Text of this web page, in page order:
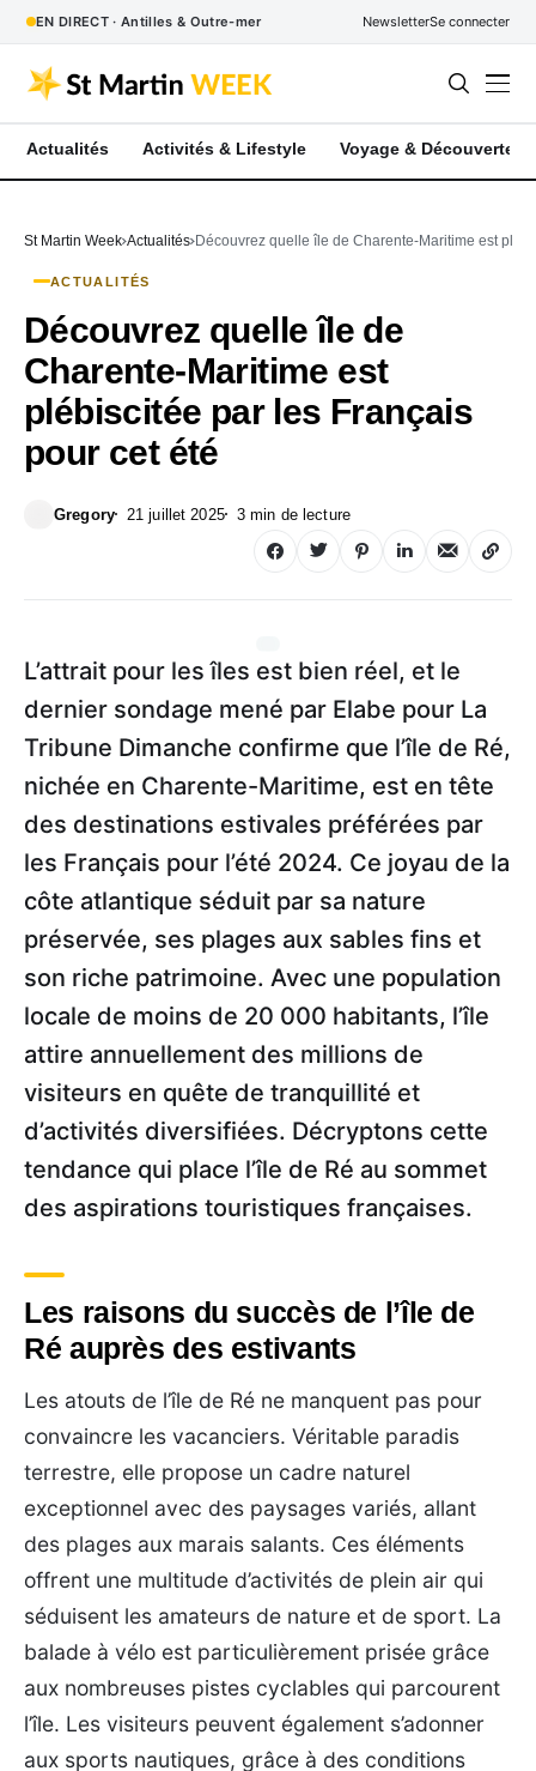
EN DIRECT · Antilles & Outre-mer NewsletterSe connecter
Actualités Activités & Lifestyle Voyage & Découverte
St Martin Week Actualités Découvrez quelle île de Charente-Maritime est
ACTUALITÉS
Découvrez quelle île de
Charente-Maritime est
plébiscitée par les Français
pour cet été
Gregory 21 juillet 2025 3 min de lecture
L’attrait pour les îles est bien réel, et le
dernier sondage mené par Elabe pour La
Tribune Dimanche confirme que l’île de Ré,
nichée en Charente-Maritime, est en tête
des destinations estivales préférées par
les Français pour l’été 2024. Ce joyau de la
côte atlantique séduit par sa nature
préservée, ses plages aux sables fins et
son riche patrimoine. Avec une population
locale de moins de 20 000 habitants, l’île
attire annuellement des millions de
visiteurs en quête de tranquillité et
d’activités diversifiées. Décryptons cette
tendance qui place l’île de Ré au sommet
des aspirations touristiques françaises.
Les raisons du succès de l’île de
Ré auprès des estivants
Les atouts de l’île de Ré ne manquent pas pour
convaincre les vacanciers. Véritable paradis
terrestre, elle propose un cadre naturel
exceptionnel avec des paysages variés, allant
des plages aux marais salants. Ces éléments
offrent une multitude d’activités de plein air qui
séduisent les amateurs de nature et de sport. La
balade à vélo est particulièrement prisée grâce
aux nombreuses pistes cyclables qui parcourent
l’île. Les visiteurs peuvent également s’adonner
aux sports nautiques, grâce à des conditions